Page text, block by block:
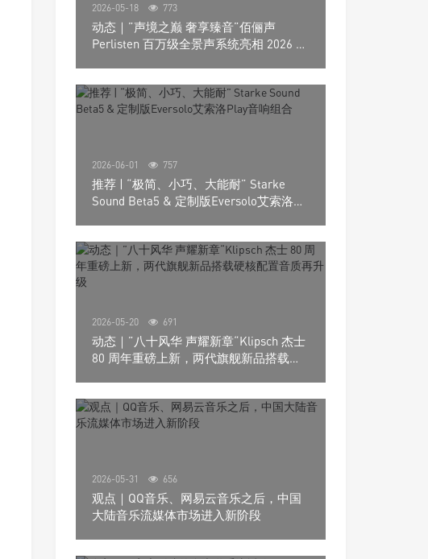
2026-05-18 773
动态｜”声境之巅 奢享臻音”佰俪声
Perlisten 百万级全景声系统亮相 2026 北
2026-06-01 757
推荐 | “极简、小巧、大能耐” Starke
Sound Beta5 & 定制版Eversolo艾索洛
2026-05-20 691
动态｜”八十风华 声耀新章“Klipsch 杰士
80 周年重磅上新，两代旗舰新品搭载硬
2026-05-31 656
观点｜QQ音乐、网易云音乐之后，中国
大陆音乐流媒体市场进入新阶段